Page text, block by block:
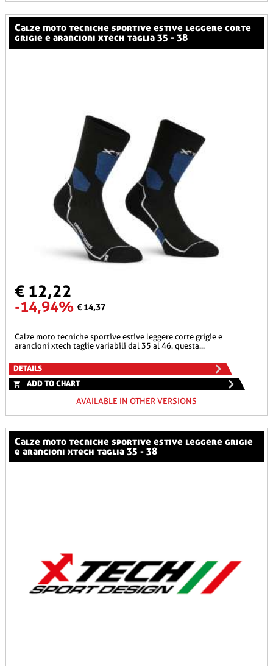
calze moto tecniche sportive estive leggere corte
grigie e arancioni xtech taglia 35 - 38
€ 12,22
-14,94% € 14,37
calze moto tecniche sportive estive leggere corte grigie e
arancioni xtech taglie variabili dal 35 al 46. questa...
DETAILS
ADD TO CHART
AVAILABLE IN OTHER VERSIONS
calze moto tecniche sportive estive leggere grigie
e arancioni xtech taglia 35 - 38